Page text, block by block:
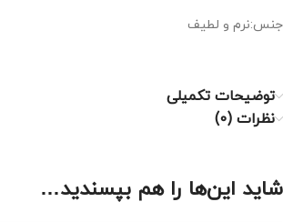
جنس:نرم و لطیف
توضیحات تکمیلی
نظرات (0)
شاید این‌ها را هم بپسندید…